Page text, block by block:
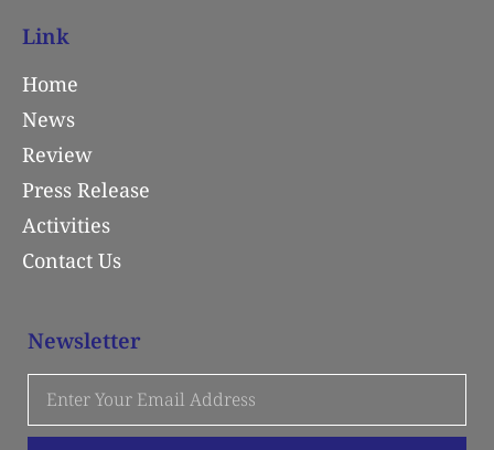
Link
Home
News
Review
Press Release
Activities
Contact Us
Newsletter